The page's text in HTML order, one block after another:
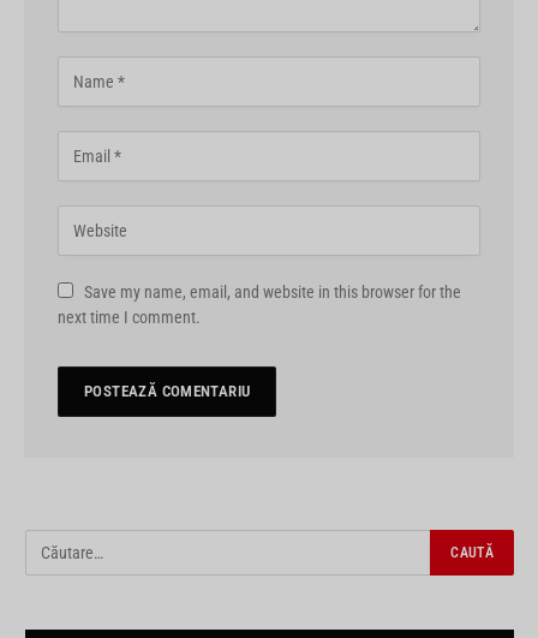
Save my name, email, and website in this browser for the
next time I comment.